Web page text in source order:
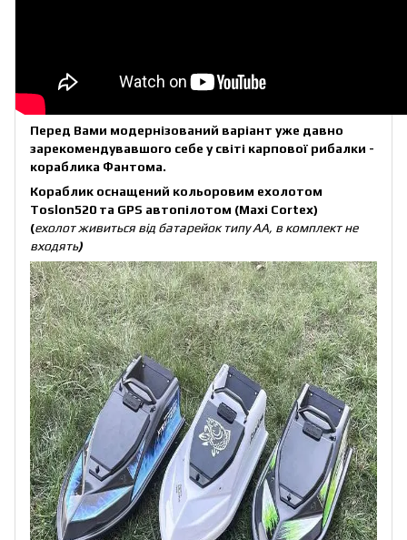
Перед Вами модернізований варіант уже давно
зарекомендувавшого себе у світі карпової рибалки -
кораблика Фантома.
Кораблик оснащений кольоровим ехолотом
Toslon520 та GPS автопілотом (Maxi Cortex)
(ехолот живиться від батарейок типу АА, в комплект не
входять)